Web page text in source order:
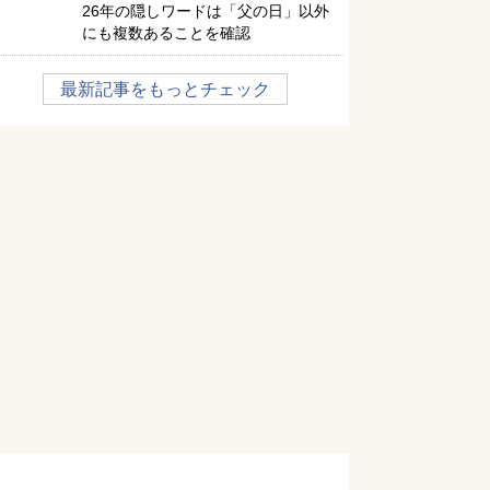
26年の隠しワードは「父の日」以外
にも複数あることを確認
最新記事をもっとチェック